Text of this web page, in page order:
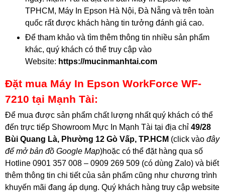
TPHCM, Máy In Epson Hà Nội, Đà Nẵng và trên toàn
quốc rất được khách hàng tin tưởng đánh giá cao.
Để tham khảo và tìm thêm thông tin nhiều sản phẩm
khác, quý khách có thể truy cập vào
Website: https://mucinmanhtai.com
Đặt mua Máy In Epson WorkForce WF-
7210 tại Mạnh Tài:
Để mua được sản phẩm chất lượng nhất quý khách có thể
đến trực tiếp Showroom Mực In Mạnh Tài tại địa chỉ 49/28
Bùi Quang Là, Phường 12 Gò Vấp, TP.HCM (click vào đây
để mở bản đồ Google Map)hoặc có thể đặt hàng qua số
Hotline 0901 357 008 – 0909 269 509 (có dùng Zalo) và biết
thêm thông tin chi tiết của sản phẩm cũng như chương trình
khuyến mãi đang áp dụng. Quý khách hàng truy cập website